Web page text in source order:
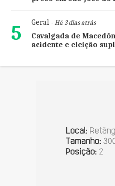
5 Geral- Há 3 dias atrás
Cavalgada de
acidente e eleição